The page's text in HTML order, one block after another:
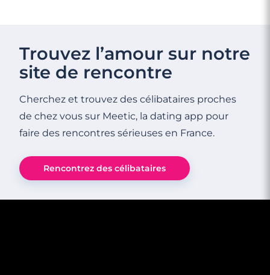
minutes
Draguignan
minutes
dans le
monde
de
Trouvez l’amour sur notre
site de rencontre
Cherchez et trouvez des célibataires proches
de chez vous sur Meetic, la dating app pour
faire des rencontres sérieuses en France.
Rencontrez des célibataires